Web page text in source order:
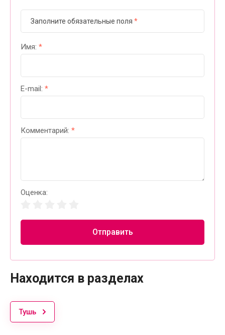
Заполните обязательные поля *
Имя: *
E-mail: *
Комментарий: *
Оценка:
Отправить
Находится в разделах
Тушь